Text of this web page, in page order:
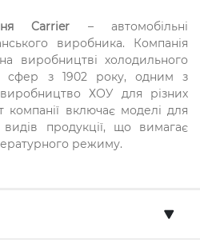
Carrier – автомобільні
виробника. Компанія
виробництві холодильного
сфер з 1902 року, одним з
ХОУ для різних
компанії включає моделі для
продукції, що вимагає
режиму.